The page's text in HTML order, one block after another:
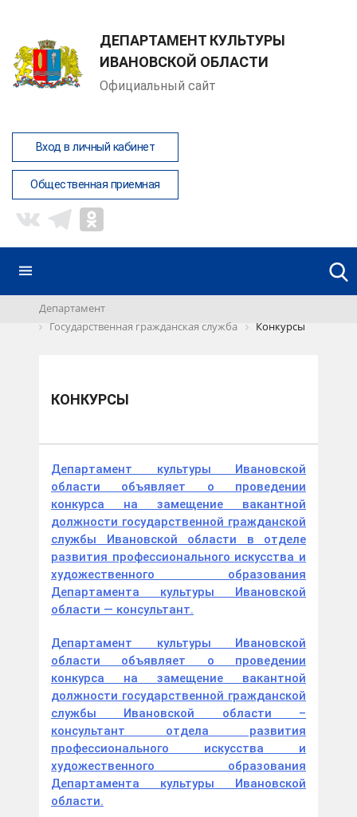
ДЕПАРТАМЕНТ КУЛЬТУРЫ
ИВАНОВСКОЙ ОБЛАСТИ
Официальный сайт
Вход в личный кабинет
Общественная приемная
Департамент
Государственная гражданская служба
Конкурсы
КОНКУРСЫ
Департамент культуры Ивановской
области объявляет о проведении
конкурса на замещение вакантной
должности государственной гражданской
службы Ивановской области в отделе
развития профессионального искусства и
художественного образования
Департамента культуры Ивановской
области — консультант.
Департамент культуры Ивановской
области объявляет о проведении
конкурса на замещение вакантной
должности государственной гражданской
службы Ивановской области –
консультант отдела развития
профессионального искусства и
художественного образования
Департамента культуры Ивановской
области.